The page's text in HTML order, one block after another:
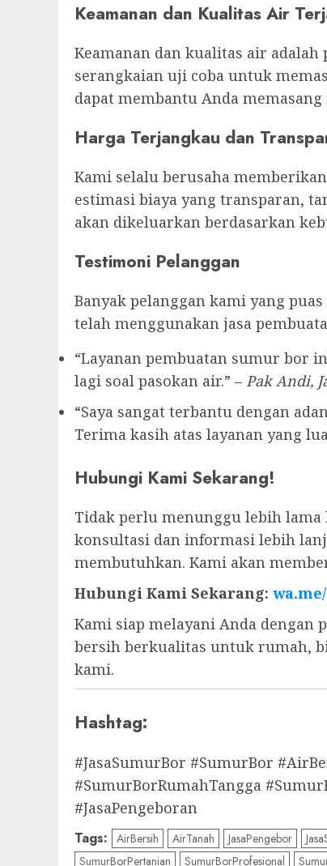
Keamanan dan Kualitas Air
Keamanan dan kualitas air
serangkaian uji coba untuk
dapat membantu Anda
Harga Terjangkau dan
Kami selalu berusaha
estimasi biaya yang transparan,
akan dikeluarkan berdasarkan
Testimoni Pelanggan
Banyak pelanggan kami yang
telah menggunakan jasa
“Layanan pembuatan sumur bor
lagi soal pasokan air.” – Pak Andi,
“Saya sangat terbantu dengan
Terima kasih atas layanan yang
Hubungi Kami Sekarang!
Tidak perlu menunggu lebih
konsultasi dan informasi lebih
membutuhkan. Kami akan
Hubungi Kami Sekarang: wa.me/
Kami siap melayani Anda
bersih berkualitas untuk rumah,
kami.
Hashtag:
#JasaSumurBor #SumurBor
#SumurBorRumahTangga
#JasaPengeboran
Tags: AirBersih AirTanah JasaPengebor
SumurBorPertanian
SumurBorProfesional